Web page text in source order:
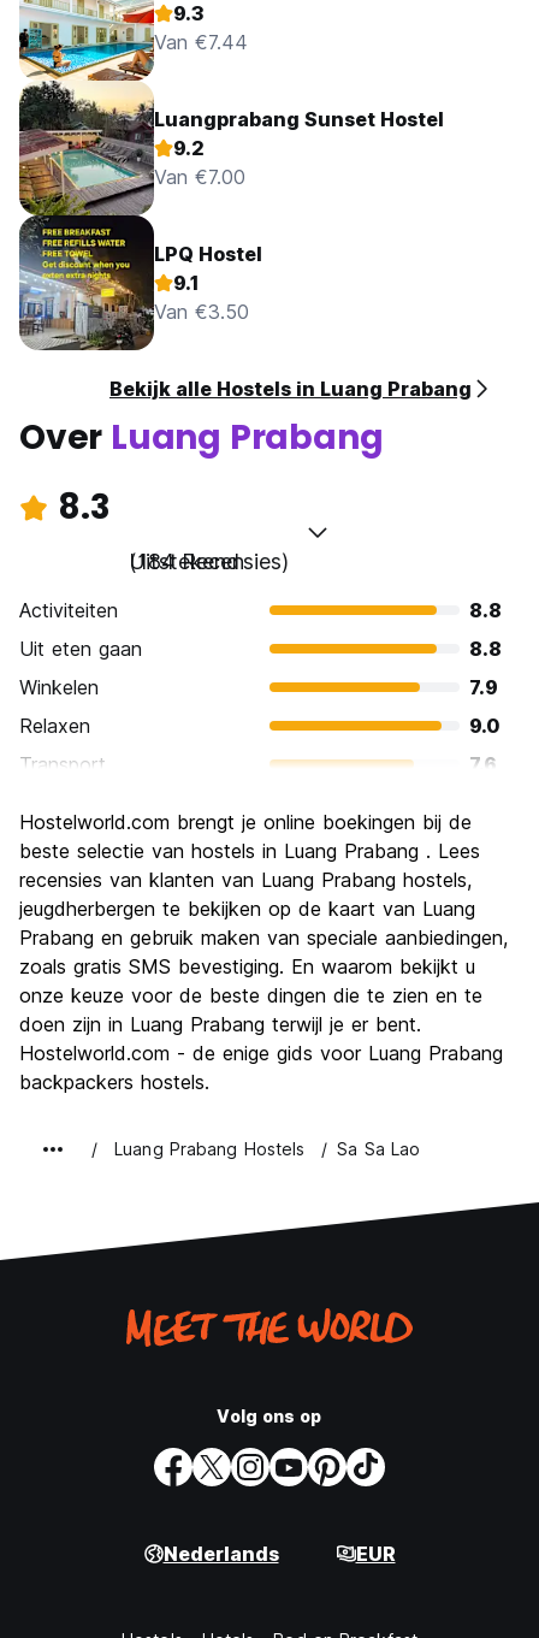
9.3
Van €7.44
Luangprabang Sunset Hostel
9.2
Van €7.00
LPQ Hostel
9.1
Van €3.50
Bekijk alle Hostels in Luang Prabang
Over Luang Prabang
8.3
Uitstekend
(184 Recensies)
Activiteiten
8.8
Uit eten gaan
8.8
Winkelen
7.9
Relaxen
9.0
Transport
7.6
Cultuur
9.1
Uitgaan
6.8
Waarde voor uw geld
8.1
Hostelworld.com brengt je online boekingen bij de
beste selectie van hostels in Luang Prabang . Lees
recensies van klanten van Luang Prabang hostels,
jeugdherbergen te bekijken op de kaart van Luang
Prabang en gebruik maken van speciale aanbiedingen,
zoals gratis SMS bevestiging. En waarom bekijkt u
onze keuze voor de beste dingen die te zien en te
doen zijn in Luang Prabang terwijl je er bent.
Hostelworld.com - de enige gids voor Luang Prabang
backpackers hostels.
Luang Prabang Hostels Sa Sa Lao
Volg ons op
Nederlands EUR